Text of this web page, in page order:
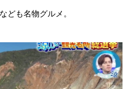
ども名物グルメ。